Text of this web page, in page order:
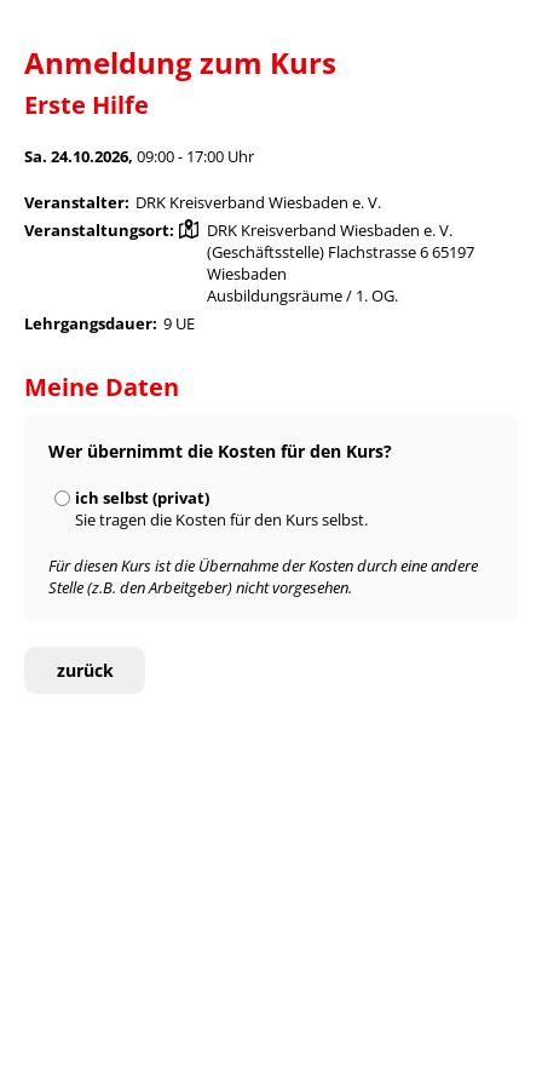
Anmeldung zum Kurs
Erste Hilfe
Sa. 24.10.2026, 09:00 - 17:00 Uhr
Veranstalter: DRK Kreisverband Wiesbaden e. V.
Veranstaltungsort:
DRK Kreisverband Wiesbaden e. V.
(Geschäftsstelle) Flachstrasse 6 65197
Wiesbaden
Ausbildungsräume / 1. OG.
Lehrgangsdauer: 9 UE
Meine Daten
Wer übernimmt die Kosten für den Kurs?
ich selbst (privat)
Sie tragen die Kosten für den Kurs selbst.
Für diesen Kurs ist die Übernahme der Kosten durch eine andere
Stelle (z.B. den Arbeitgeber) nicht vorgesehen.
zurück